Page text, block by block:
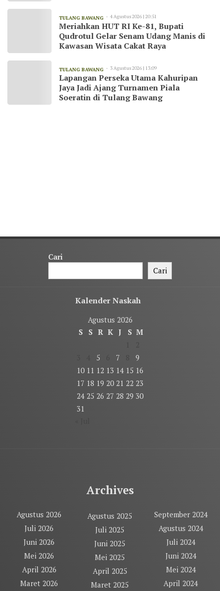
TULANG BAWANG 4 Agustus 2026 | 20:51
Meriahkan HUT RI Ke-81, Bupati
Qudrotul Gelar Senam Udang Manis di
Kawasan Wisata Cakat Raya
TULANG BAWANG 3 Agustus 2026 | 13:09
Lapangan Perseka Utama Kahuripan
Jaya Jadi Ajang Turnamen Piala
Soeratin di Tulang Bawang
Cari
Cari
Kalender Naskah
Agustus 2026
S
S R K J S M
5 7
9
10 11 12 13 14 15 16
17 18 19 20 21 22 23
24 25 26 27 28 29 30
31
Archives
Agustus 2026
Juli 2026
Juni 2026
Mei 2026
April 2026
Maret 2026
Agustus 2025
Juli 2025
Juni 2025
Mei 2025
April 2025
Maret 2025
September 2024
Agustus 2024
Juli 2024
Juni 2024
Mei 2024
April 2024